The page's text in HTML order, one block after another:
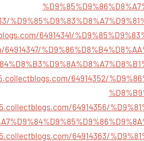
64914341/
64914352/
64914356/
64914363/